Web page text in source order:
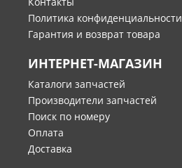
Skyline
Sunny
Teana
Terrano
Tiida
Titan
Trade
Urvan
Vanette
Политика конфиденциальности
Гарантия и возврат товара
ИНТЕРНЕТ-МАГАЗИН
Каталоги запчастей
Производители запчастей
Поиск по номеру
Оплата
Доставка